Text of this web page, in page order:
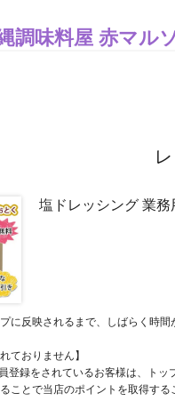
調味料屋 赤マル
塩ドレッシング 業務
に反映されるまで、しばらく時間
ておりません】
登録をされているお客様は、トッ
ことで当店のポイントを取得する